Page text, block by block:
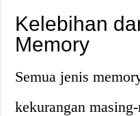
Kelebihan
Memory
Semua jenis
kekurangan